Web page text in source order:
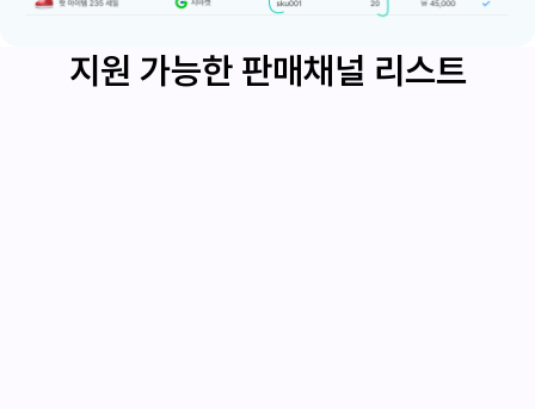
지원 가능한 판매채널 리스트